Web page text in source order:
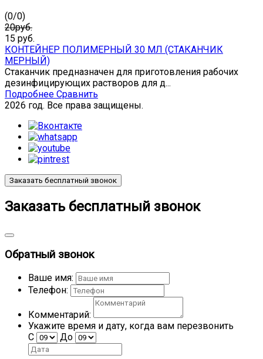
(0/0)
20руб.
15 руб.
КОНТЕЙНЕР ПОЛИМЕРНЫЙ 30 МЛ (СТАКАНЧИК
МЕРНЫЙ)
Стаканчик предназначен для приготовления рабочих
дезинфицирующих растворов для д...
Подробнее Сравнить
2026 год. Все права защищены.
Заказать бесплатный звонок
Заказать бесплатный звонок
Обратный звонок
Ваше имя:
Телефон:
Комментарий:
Укажите время и дату, когда вам перезвонить
С
До